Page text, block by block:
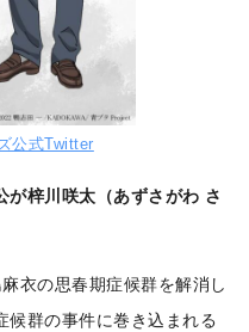
公式Twitter
が梓川咲太（あずさがわ さ
衣の思春期症候群を解消し
候群の事件に巻き込まれる